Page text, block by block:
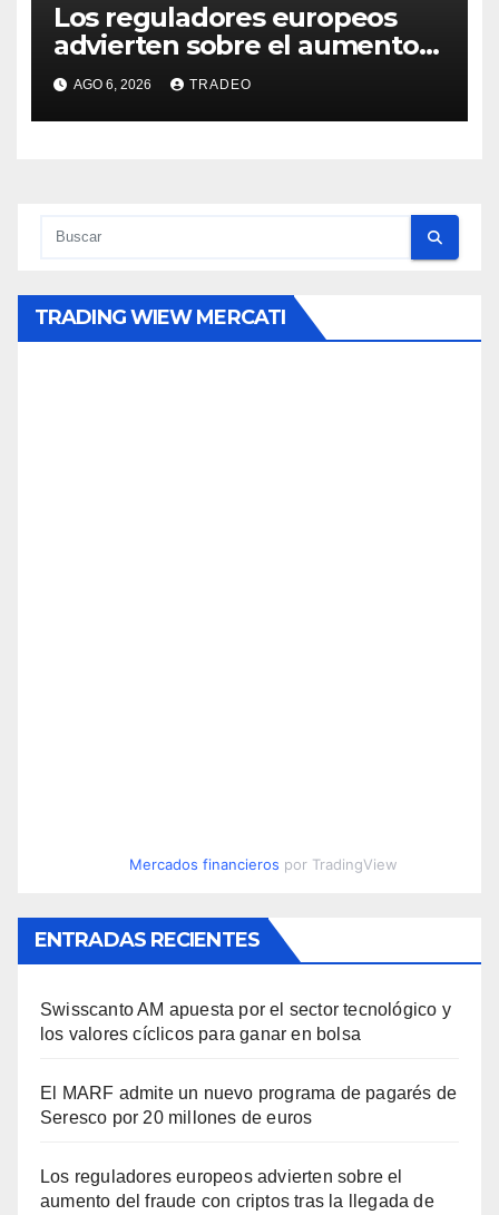
Los reguladores europeos
advierten sobre el aumento
del fraude con criptos tras la
llegada de MiCA
AGO 6, 2026 TRADEO
TRADING WIEW MERCATI
Mercados financieros por TradingView
ENTRADAS RECIENTES
Swisscanto AM apuesta por el sector tecnológico y
los valores cíclicos para ganar en bolsa
El MARF admite un nuevo programa de pagarés de
Seresco por 20 millones de euros
Los reguladores europeos advierten sobre el
aumento del fraude con criptos tras la llegada de